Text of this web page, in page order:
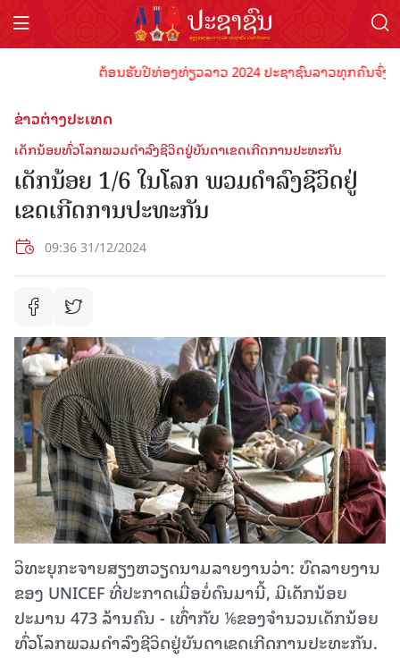
ຕ້ອນຮັບປີທ່ອງທ່ຽວລາວ 2024 ປະຊາຊົນລາວທຸກຄົນຈົ່ງ
ຂ່າວຕ່າງປະເທດ
ເດັກນ້ອຍທົ່ວໂລກພວມດຳລົງຊີວິດຢູ່ບັນດາເຂດເກີດການປະທະກັນ
ເດັກນ້ອຍ 1/6 ໃນໂລກ ພວມດຳລົງຊີວິດຢູ່
ເຂດເກີດການປະທະກັນ
09:36 31/12/2024
ວິທະຍຸກະຈາຍສຽງຫວຽດນາມລາຍງານວ່າ: ບົດລາຍງານ
ຂອງ UNICEF ທີ່ປະກາດເມື່ອບໍ່ດົນມານີ້, ມີເດັກນ້ອຍ
ປະມານ 473 ລ້ານຄົນ - ເທົ່າກັບ ⅙ຂອງຈຳນວນເດັກນ້ອຍ
ທົ່ວໂລກພວມດຳລົງຊີວິດຢູ່ບັນດາເຂດເກີດການປະທະກັນ.